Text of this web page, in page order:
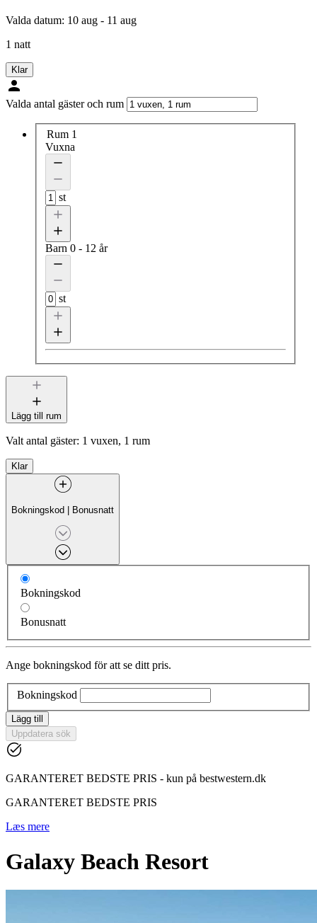
Valda datum: 10 aug - 11 aug
1 natt
Klar
Valda antal gäster och rum
Rum 1
Vuxna
st
Barn 0 - 12 år
st
Lägg till rum
Valt antal gäster: 1 vuxen, 1 rum
Klar
Bokningskod | Bonusnatt
Bokningskod
Bonusnatt
Ange bokningskod för att se ditt pris.
Bokningskod
Lägg till
Uppdatera sök
GARANTERET BEDSTE PRIS - kun på bestwestern.dk
GARANTERET BEDSTE PRIS
Læs mere
Galaxy Beach Resort